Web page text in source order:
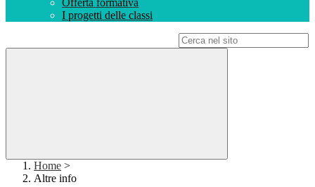
Offerta formativa
I progetti delle classi
Home >
Altre info